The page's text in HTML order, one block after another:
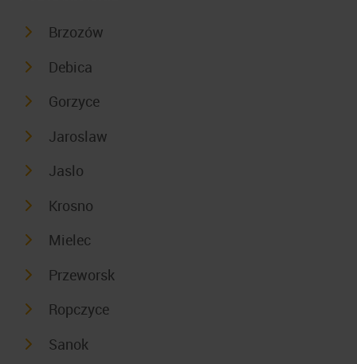
Brzozów
Debica
Gorzyce
Jaroslaw
Jaslo
Krosno
Mielec
Przeworsk
Ropczyce
Sanok